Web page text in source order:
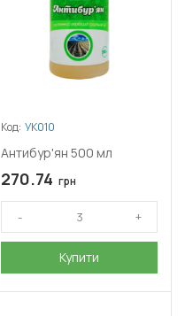
Код: УК010
Антибур'ян 500 мл
270.74 грн
Купити